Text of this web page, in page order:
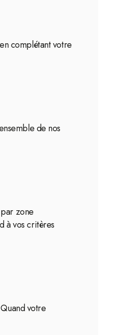
complétant votre
de nos
zone
à vos critères
votre